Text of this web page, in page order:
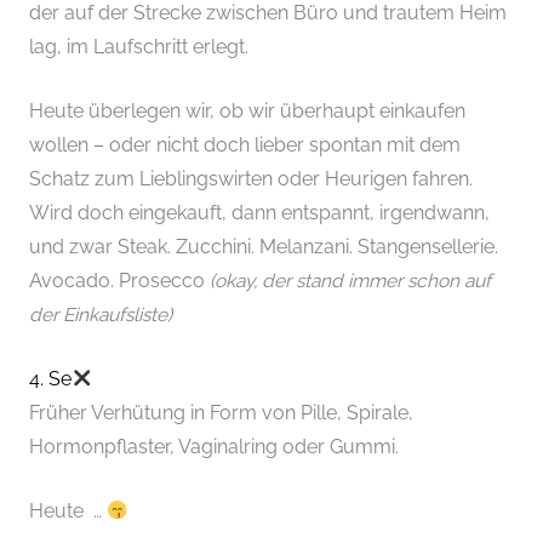
der auf der Strecke zwischen Büro und trautem Heim
lag, im Laufschritt erlegt.
Heute überlegen wir, ob wir überhaupt einkaufen
wollen – oder nicht doch lieber spontan mit dem
Schatz zum Lieblingswirten oder Heurigen fahren.
Wird doch eingekauft, dann entspannt, irgendwann,
und zwar Steak. Zucchini. Melanzani. Stangensellerie.
Avocado. Prosecco (okay, der stand immer schon auf
der Einkaufsliste)
4. Se
Früher Verhütung in Form von Pille, Spirale,
Hormonpflaster, Vaginalring oder Gummi.
Heute …